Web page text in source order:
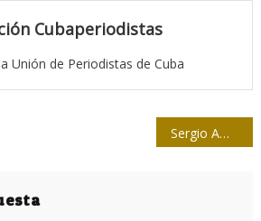
Cubaperiodistas
Unión de Periodistas de Cuba
Sergio Amadeu: “Bolsonaro destruyó los parámetros de la realidad en Brasil”